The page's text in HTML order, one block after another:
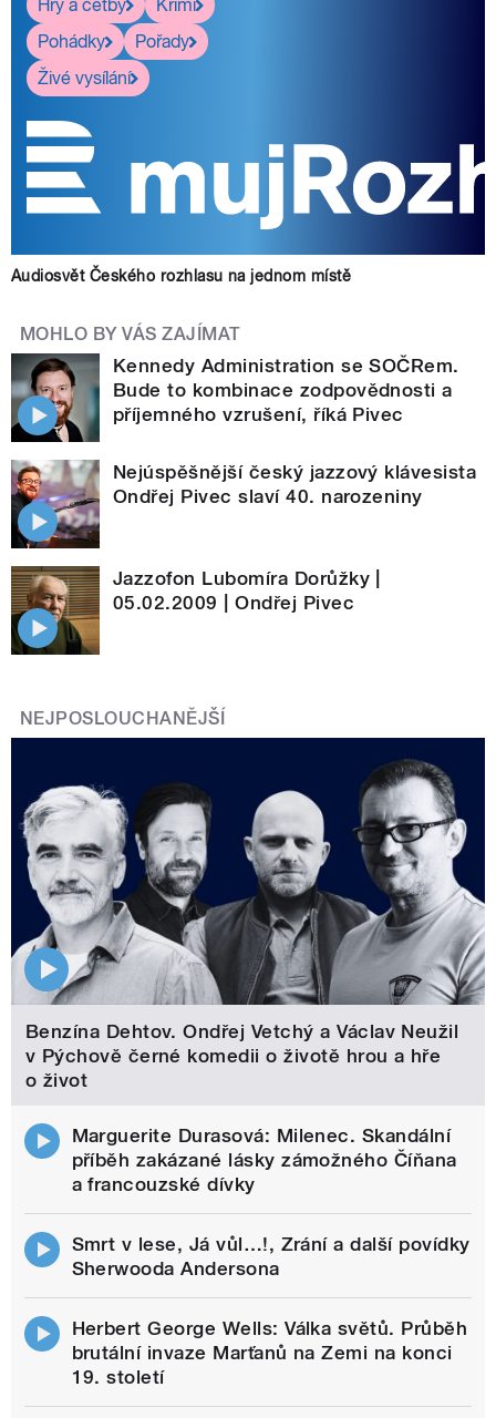
Hry a četby
Krimi
Pohádky
Pořady
Živé vysílání
Audiosvět Českého rozhlasu na jednom místě
MOHLO BY VÁS ZAJÍMAT
Kennedy Administration se SOČRem.
Bude to kombinace zodpovědnosti a
příjemného vzrušení, říká Pivec
Nejúspěšnější český jazzový klávesista
Ondřej Pivec slaví 40. narozeniny
Jazzofon Lubomíra Dorůžky |
05.02.2009 | Ondřej Pivec
NEJPOSLOUCHANĚJŠÍ
Benzína Dehtov. Ondřej Vetchý a Václav Neužil
v Pýchově černé komedii o životě hrou a hře
o život
Marguerite Durasová: Milenec. Skandální
příběh zakázané lásky zámožného Číňana
a francouzské dívky
Smrt v lese, Já vůl…!, Zrání a další povídky
Sherwooda Andersona
Herbert George Wells: Válka světů. Průběh
brutální invaze Marťanů na Zemi na konci
19. století